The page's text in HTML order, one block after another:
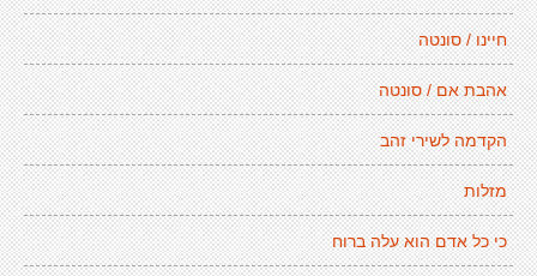
חיינו / סונטה
אהבת אם / סונטה
הקדמה לשירי זהב
מזלות
כי כל אדם הוא עלה ברוח